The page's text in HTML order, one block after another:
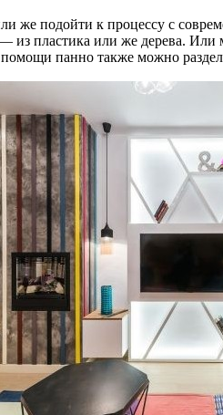
подойти к процессу с
пластика или же дерева.
панно также можно